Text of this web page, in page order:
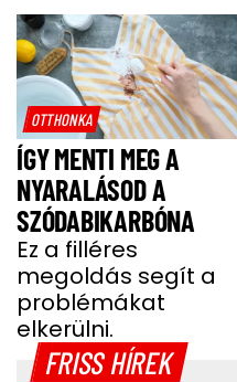
OTTHONKA
ÍGY MENTI MEG A
NYARALÁSOD A
SZÓDABIKARBÓNA
Ez a filléres
megoldás segít a
problémákat
elkerülni.
FRISS HÍREK